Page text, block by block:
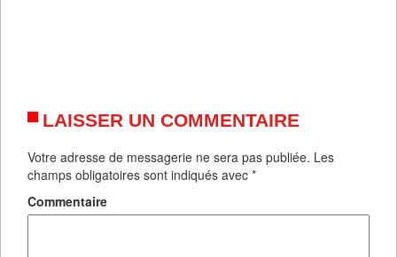
LAISSER UN COMMENTAIRE
Votre adresse de messagerie ne sera pas publiée. Les
champs obligatoires sont indiqués avec *
Commentaire